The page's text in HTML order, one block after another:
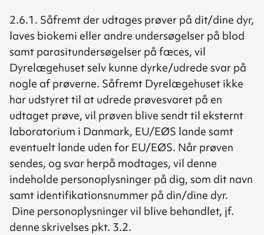
2.6.1. Såfremt der udtages prøver på dit/dine dyr,
laves biokemi eller andre undersøgelser på blod
samt parasitundersøgelser på fæces, vil
Dyrelægehuset selv kunne dyrke/udrede svar på
nogle af prøverne. Såfremt Dyrelægehuset ikke
har udstyret til at udrede prøvesvaret på en
udtaget prøve, vil prøven blive sendt til eksternt
laboratorium i Danmark, EU/EØS lande samt
eventuelt lande uden for EU/EØS. Når prøven
sendes, og svar herpå modtages, vil denne
indeholde personoplysninger på dig, som dit navn
samt identifikationsnummer på din/dine dyr.
Dine personoplysninger vil blive behandlet, jf.
denne skrivelses pkt. 3.2.